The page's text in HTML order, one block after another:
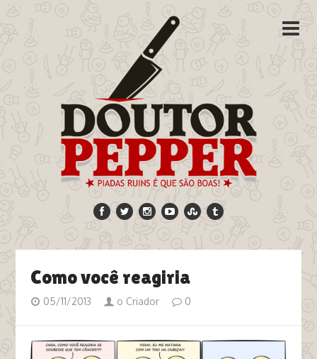
Como você reagiria
05/11/2013 o Criador 0